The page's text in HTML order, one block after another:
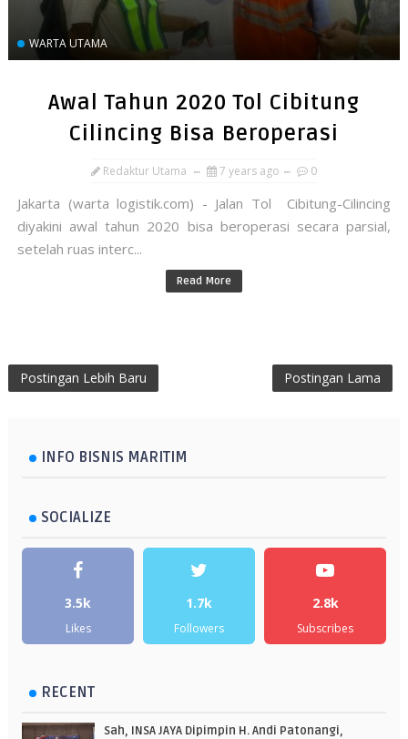
WARTA UTAMA
Awal Tahun 2020 Tol Cibitung
Cilincing Bisa Beroperasi
Redaktur Utama 7 years ago 0
Jakarta (warta logistik.com) - Jalan Tol Cibitung-Cilincing
diyakini awal tahun 2020 bisa beroperasi secara parsial,
setelah ruas interc...
Read More
Postingan Lebih Baru Postingan Lama
INFO BISNIS MARITIM
SOCIALIZE
3.5k
Likes
1.7k
Followers
2.8k
Subscribes
RECENT
Sah, INSA JAYA Dipimpin H. Andi Patonangi,